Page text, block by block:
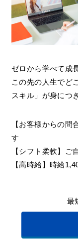
ゼロから学べて成
この先の人生でど
スキル」が身につ
【お客様からの問
す
【シフト柔軟】ご
【高時給】時給
最